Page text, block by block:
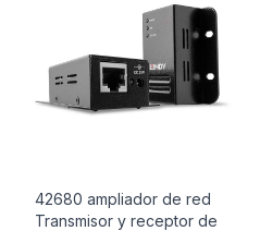
42680 ampliador de red
Transmisor y receptor de